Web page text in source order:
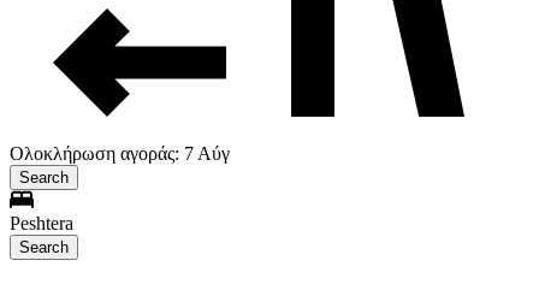
Ολοκλήρωση αγοράς: 7 Αύγ
Search
Peshtera
Search